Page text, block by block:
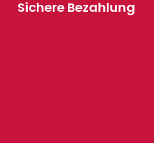
Sichere Bezahlung